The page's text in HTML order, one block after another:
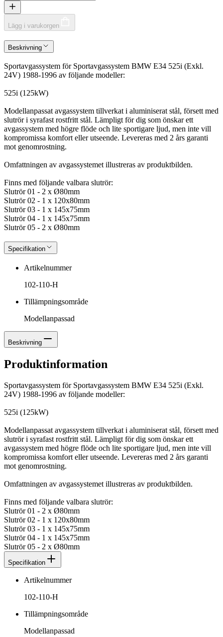
Lägg i varukorgen
Beskrivning
Sportavgassystem för Sportavgassystem BMW E34 525i (Exkl.
24V) 1988-1996 av följande modeller:
525i (125kW)
Modellanpassat avgassystem tillverkat i aluminiserat stål, försett med
slutrör i syrafast rostfritt stål. Lämpligt för dig som önskar ett
avgassystem med högre flöde och lite sportigare ljud, men inte vill
kompromissa komfort eller utseende. Levereras med 2 års garanti
mot genomrostning.
Omfattningen av avgassystemet illustreras av produktbilden.
Finns med följande valbara slutrör:
Slutrör 01 - 2 x Ø80mm
Slutrör 02 - 1 x 120x80mm
Slutrör 03 - 1 x 145x75mm
Slutrör 04 - 1 x 145x75mm
Slutrör 05 - 2 x Ø80mm
Specifikation
Artikelnummer
102-110-H
Tillämpningsområde
Modellanpassad
Beskrivning
Produktinformation
Sportavgassystem för Sportavgassystem BMW E34 525i (Exkl.
24V) 1988-1996 av följande modeller:
525i (125kW)
Modellanpassat avgassystem tillverkat i aluminiserat stål, försett med
slutrör i syrafast rostfritt stål. Lämpligt för dig som önskar ett
avgassystem med högre flöde och lite sportigare ljud, men inte vill
kompromissa komfort eller utseende. Levereras med 2 års garanti
mot genomrostning.
Omfattningen av avgassystemet illustreras av produktbilden.
Finns med följande valbara slutrör:
Slutrör 01 - 2 x Ø80mm
Slutrör 02 - 1 x 120x80mm
Slutrör 03 - 1 x 145x75mm
Slutrör 04 - 1 x 145x75mm
Slutrör 05 - 2 x Ø80mm
Specifikation
Artikelnummer
102-110-H
Tillämpningsområde
Modellanpassad